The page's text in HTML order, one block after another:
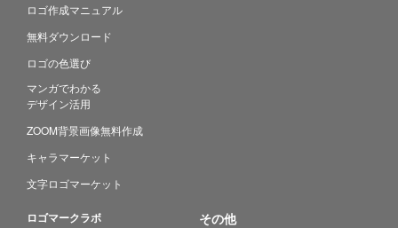
ロゴ作成マニュアル
無料ダウンロード
ロゴの色選び
マンガでわかる
デザイン活用
ZOOM背景画像無料作成
キャラマーケット
文字ロゴマーケット
ロゴマークラボ その他